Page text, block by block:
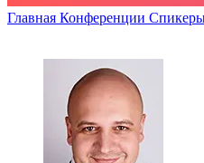
Главная Конференции